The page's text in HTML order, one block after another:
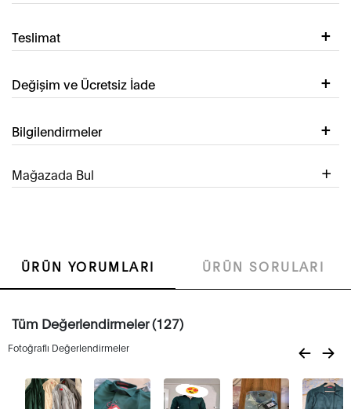
Teslimat
Değişim ve Ücretsiz İade
Bilgilendirmeler
Mağazada Bul
ÜRÜN YORUMLARI ÜRÜN SORULARI
Tüm Değerlendirmeler (127)
Fotoğraflı Değerlendirmeler